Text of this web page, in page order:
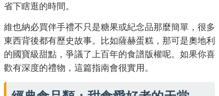
省下瞎逛的時間。
維也納必買伴手禮不只是糖果或紀念品那麼簡單，很多
東西背後都有歷史故事。比如薩赫蛋糕，那可是奧地利
的國寶級甜點，爭議了上百年的食譜版權呢。如果你喜
歡有深度的禮物，這篇指南會很實用。